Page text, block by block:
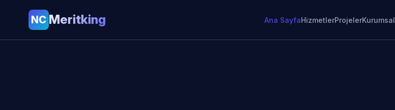
NC Meritking Ana SayfaHizmetlerProjelerKurumsal